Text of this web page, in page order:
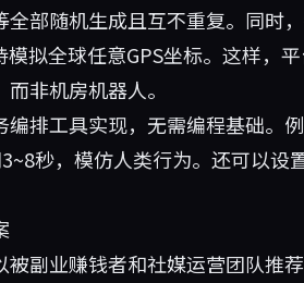
全部随机生成且互不重复。同时
拟全球任意GPS坐标。这样，
非机房机器人。
编排工具实现，无需编程基础。
秒，模仿人类行为。还可以设
副业赚钱者和社媒运营团队推荐